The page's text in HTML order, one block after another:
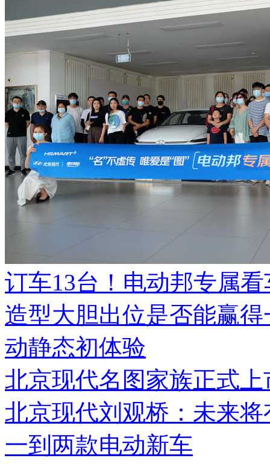
订车13台！电动邦专属
造型大胆出位是否能赢
动静态初体验
北京现代名图家族正式
北京现代刘观桥：未来
一到两款电动新车